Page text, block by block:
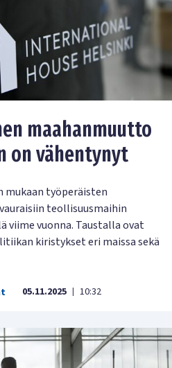
maahanmuutto
on vähentynyt
mukaan työperäisten
teollisuusmaihin
viime vuonna. Taustalla ovat
kiristykset eri maissa sekä
05.11.2025 | 10:32